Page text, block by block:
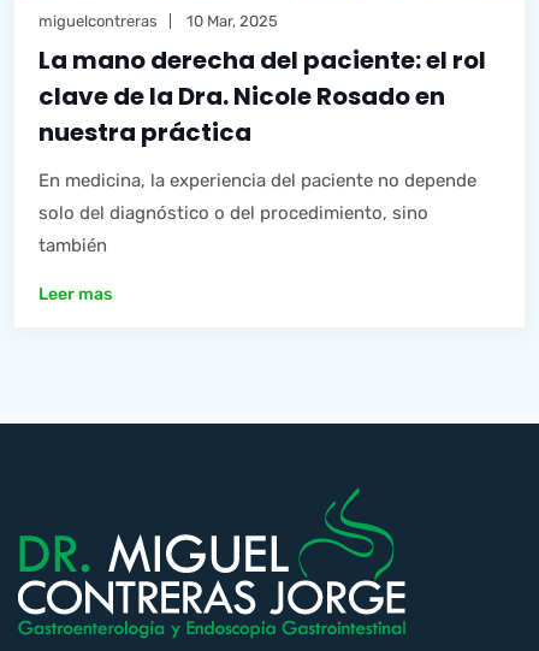
miguelcontreras 10 Mar, 2025
La mano derecha del paciente: el rol
clave de la Dra. Nicole Rosado en
nuestra práctica
En medicina, la experiencia del paciente no depende
solo del diagnóstico o del procedimiento, sino
también
Leer mas